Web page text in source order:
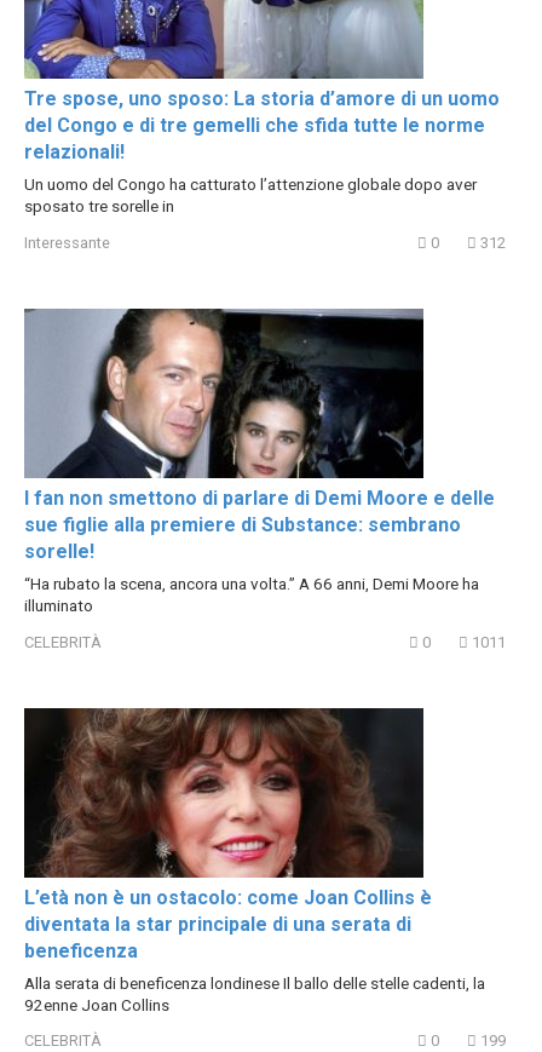
Tre spose, uno sposo: La storia d’amore di un uomo
del Congo e di tre gemelli che sfida tutte le norme
relazionali!
Un uomo del Congo ha catturato l’attenzione globale dopo aver
sposato tre sorelle in
Interessante 0 312
I fan non smettono di parlare di Demi Moore e delle
sue figlie alla premiere di Substance: sembrano
sorelle!
“Ha rubato la scena, ancora una volta.” A 66 anni, Demi Moore ha
illuminato
CELEBRITÀ 0 1011
L’età non è un ostacolo: come Joan Collins è
diventata la star principale di una serata di
beneficenza
Alla serata di beneficenza londinese Il ballo delle stelle cadenti, la
92enne Joan Collins
CELEBRITÀ 0 199